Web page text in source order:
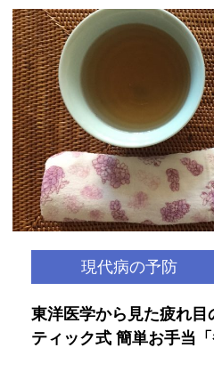
現代病の予防
東洋医学から見た疲れ目
ティック式 簡単お手当